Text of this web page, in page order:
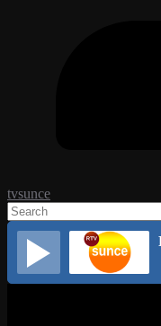
tvsunce